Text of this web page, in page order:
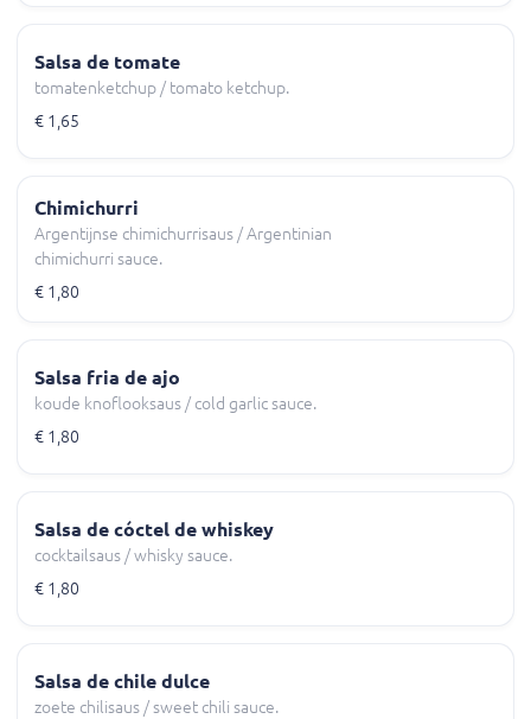
Salsa de tomate
tomatenketchup / tomato ketchup.
€ 1,65
Chimichurri
Argentijnse chimichurrisaus / Argentinian
chimichurri sauce.
€ 1,80
Salsa fria de ajo
koude knoflooksaus / cold garlic sauce.
€ 1,80
Salsa de cóctel de whiskey
cocktailsaus / whisky sauce.
€ 1,80
Salsa de chile dulce
zoete chilisaus / sweet chili sauce.